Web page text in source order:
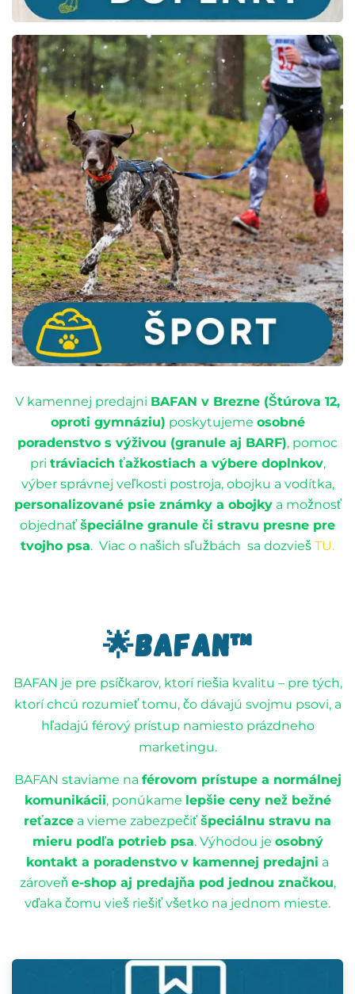
V kamennej predajni BAFAN v Brezne (Štúrova 12,
oproti gymnáziu) poskytujeme osobné
poradenstvo s výživou (granule aj BARF), pomoc
pri tráviacich ťažkostiach a výbere doplnkov,
výber správnej veľkosti postroja, obojku a vodítka,
personalizované psie známky a obojkya možnosť
objednať špeciálne granule či stravu presne pre
tvojho psa. Viac o našich sľužbách sa dozvieš TU.
🌟Bafan™
BAFAN je pre psíčkarov, ktorí riešia kvalitu – pre tých,
ktorí chcú rozumieť tomu, čo dávajú svojmu psovi, a
hľadajú férový prístup namiesto prázdneho
marketingu.
BAFAN staviame na férovom prístupe a normálnej
komunikácii, ponúkame lepšie ceny než bežné
reťazce a vieme zabezpečiť špeciálnu stravu na
mieru podľa potrieb psa. Výhodou je osobný
kontakt a poradenstvo v kamennej predajni a
zároveň e-shop aj predajňa pod jednou značkou,
vďaka čomu vieš riešiť všetko na jednom mieste.